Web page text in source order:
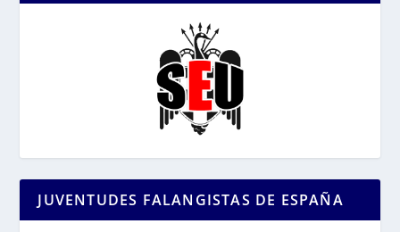
JUVENTUDES FALANGISTAS DE ESPAÑA